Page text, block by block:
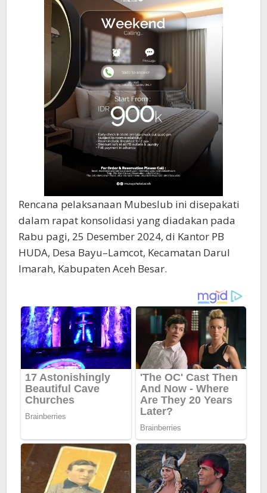
Rencana pelaksanaan Mubeslub ini disepakati
dalam rapat konsolidasi yang diadakan pada
Rabu pagi, 25 Desember 2024, di Kantor PB
HUDA, Desa Bayu–Lamcot, Kecamatan Darul
Imarah, Kabupaten Aceh Besar.